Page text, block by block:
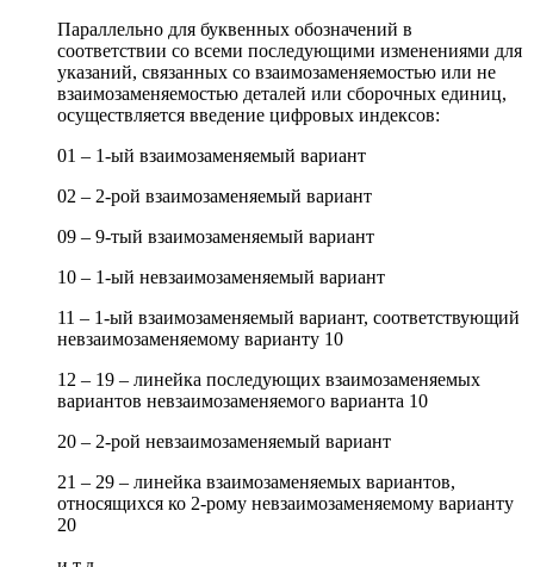
Параллельно для буквенных обозначений в
соответствии со всеми последующими изменениями для
указаний, связанных со взаимозаменяемостью или не
взаимозаменяемостью деталей или сборочных единиц,
осуществляется введение цифровых индексов:
01 – 1-ый взаимозаменяемый вариант
02 – 2-рой взаимозаменяемый вариант
09 – 9-тый взаимозаменяемый вариант
10 – 1-ый невзаимозаменяемый вариант
11 – 1-ый взаимозаменяемый вариант, соответствующий
невзаимозаменяемому варианту 10
12 – 19 – линейка последующих взаимозаменяемых
вариантов невзаимозаменяемого варианта 10
20 – 2-рой невзаимозаменяемый вариант
21 – 29 – линейка взаимозаменяемых вариантов,
относящихся ко 2-рому невзаимозаменяемому варианту
20